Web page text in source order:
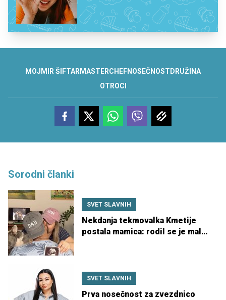
MOJMIR ŠIFTAR MASTERCHEFNOSEČNOST DRUŽINA
OTROCI
Sorodni članki
SVET SLAVNIH
Nekdanja tekmovalka Kmetije
postala mamica: rodil se je mali
SVET SLAVNIH
Prva nosečnost za zvezdnico